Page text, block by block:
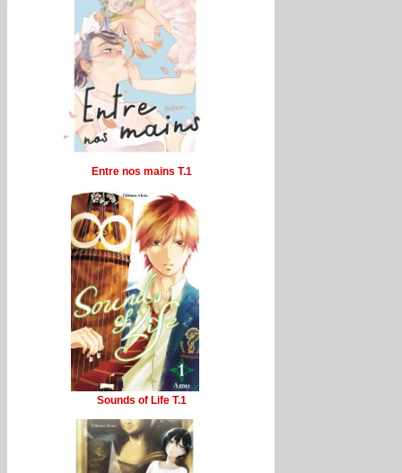
Entre nos mains T.1
Sounds of Life T.1